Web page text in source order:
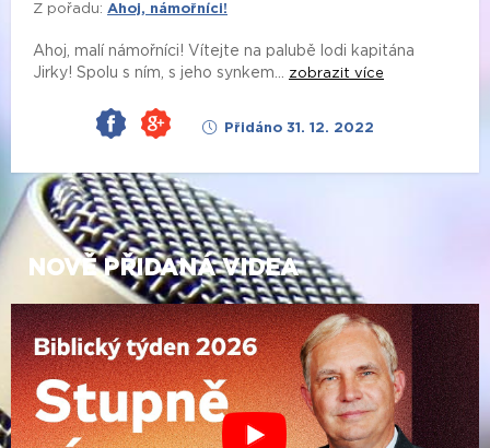
Z pořadu: Ahoj, námořníci!
Ahoj, malí námořníci! Vítejte na palubě lodi kapitána
Jirky! Spolu s ním, s jeho synkem...
zobrazit více
Přidáno 31. 12. 2022
NOVĚ PŘIDANÁ VIDEA